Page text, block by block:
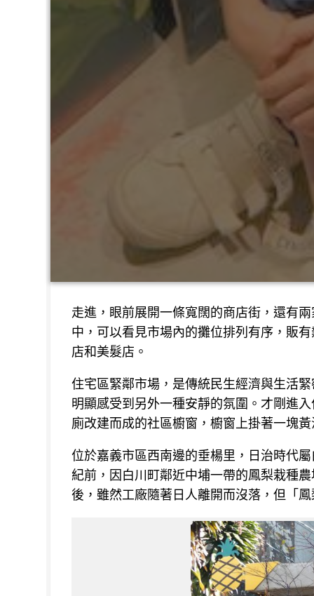
走進，眼前展開一條寬闊的商店街，還有
中，可以看見市場內的攤位排列有序，販
店和美髮店。
住宅區緊鄰市場，是傳統民生經濟與生活
明顯感受到另外一種安靜的氛圍。才剛進
廁改建而成的社區櫥窗，櫥窗上掛著一塊
位於嘉義市區西南邊的垂楊里，日治時代
紀前，因白川町鄰近中埔一帶的鳳梨栽種
後，雖然工廠隨著日人離開而沒落，但「